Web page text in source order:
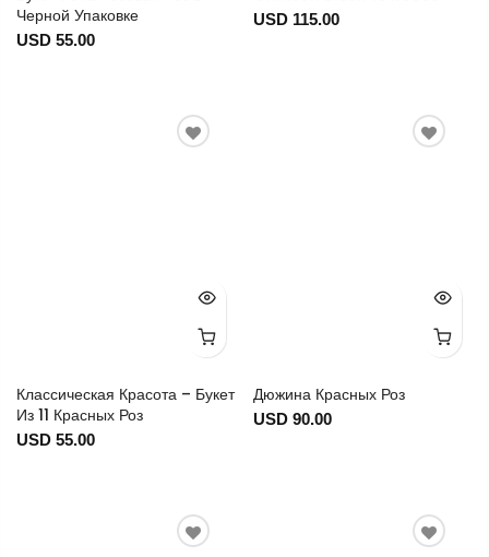
Черной Упаковке
USD 55.00
USD 115.00
Классическая Красота – Букет
Из 11 Красных Роз
USD 55.00
Дюжина Красных Роз
USD 90.00